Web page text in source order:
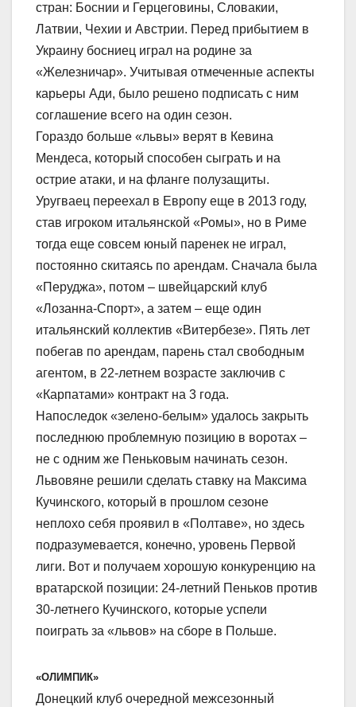
стран: Боснии и Герцеговины, Словакии,
Латвии, Чехии и Австрии. Перед прибытием в
Украину босниец играл на родине за
«Железничар». Учитывая отмеченные аспекты
карьеры Ади, было решено подписать с ним
соглашение всего на один сезон.
Гораздо больше «львы» верят в Кевина
Мендеса, который способен сыграть и на
острие атаки, и на фланге полузащиты.
Уругваец переехал в Европу еще в 2013 году,
став игроком итальянской «Ромы», но в Риме
тогда еще совсем юный паренек не играл,
постоянно скитаясь по арендам. Сначала была
«Перуджа», потом – швейцарский клуб
«Лозанна-Спорт», а затем – еще один
итальянский коллектив «Витербезе». Пять лет
побегав по арендам, парень стал свободным
агентом, в 22-летнем возрасте заключив с
«Карпатами» контракт на 3 года.
Напоследок «зелено-белым» удалось закрыть
последнюю проблемную позицию в воротах –
не с одним же Пеньковым начинать сезон.
Львовяне решили сделать ставку на Максима
Кучинского, который в прошлом сезоне
неплохо себя проявил в «Полтаве», но здесь
подразумевается, конечно, уровень Первой
лиги. Вот и получаем хорошую конкуренцию на
вратарской позиции: 24-летний Пеньков против
30-летнего Кучинского, которые успели
поиграть за «львов» на сборе в Польше.
«ОЛИМПИК»
Донецкий клуб очередной межсезонный